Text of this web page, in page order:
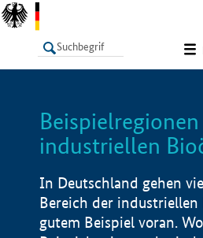
LISTE
industriellen
In Deutschland gehen
Bereich der
gutem Beispiel voran.